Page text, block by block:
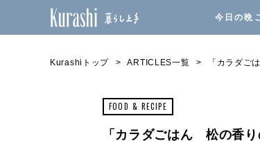
今日の晩
Kurashiトップ ARTICLES一覧 「カラダご
FOOD & RECIPE
「カラダごはん 松の香